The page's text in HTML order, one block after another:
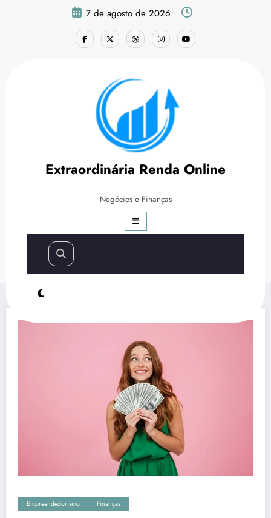
7 de agosto de 2026
Extraordinária Renda Online
Negócios e Finanças
Como Ganhar Dinheiro Fácil:
10 Formas que Sempre
Funcionam
Empreendedorismo
Como Ganhar Dinheiro Fácil: 10 Formas que Sempre
Empreendedorismo Finanças